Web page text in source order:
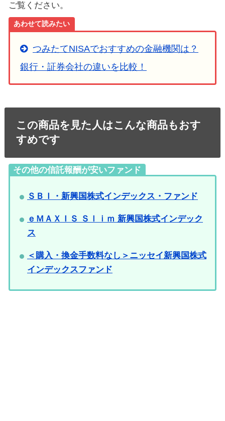
ご覧ください。
あわせて読みたい
つみたてNISAでおすすめの金融機関は？
銀行・証券会社の違いを比較！
この商品を見た人はこんな商品もおす
すめです
その他の信託報酬が安いファンド
ＳＢＩ・新興国株式インデックス・ファンド
ｅＭＡＸＩＳ Ｓｌｉｍ 新興国株式インデック
ス
＜購入・換金手数料なし＞ニッセイ新興国株式
インデックスファンド